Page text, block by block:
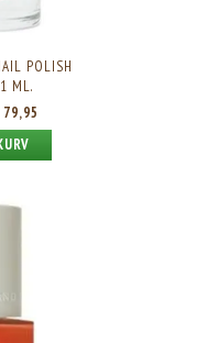
POLISH
ML.
79,95